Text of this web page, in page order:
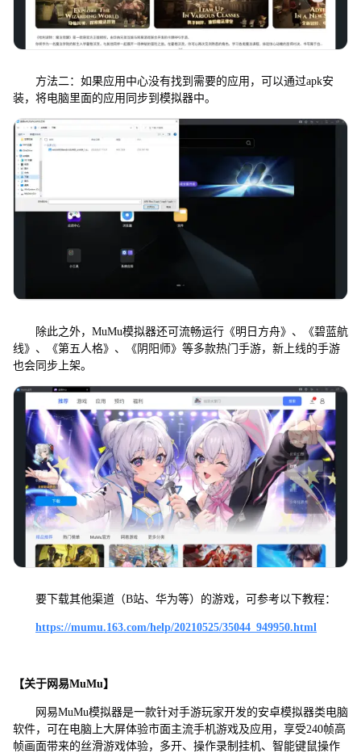
方法二：如果应用中心没有找到需要的应用，可以通过apk安
装，将电脑里面的应用同步到模拟器中。
除此之外，MuMu模拟器还可流畅运行《明日方舟》、《碧蓝航
线》、《第五人格》、《阴阳师》等多款热门手游，新上线的手游
也会同步上架。
要下载其他渠道（B站、华为等）的游戏，可参考以下教程：
https://mumu.163.com/help/20210525/35044_949950.html
【关于网易MuMu】
网易MuMu模拟器是一款针对手游玩家开发的安卓模拟器类电脑
软件，可在电脑上大屏体验市面主流手机游戏及应用，享受240帧高
帧画面带来的丝滑游戏体验，多开、操作录制挂机、智能键鼠操作